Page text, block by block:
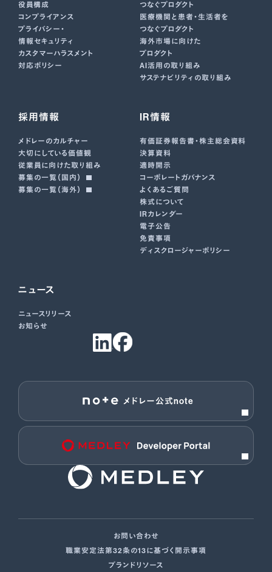
役員構成
コンプライアンス
プライバシー・
情報セキュリティ
カスタマーハラスメント
対応ポリシー
つなぐプロダクト
医療機関と患者・生活者を
つなぐプロダクト
海外市場に向けた
プロダクト
AI活用の取り組み
サステナビリティの取り組み
採用情報
メドレーのカルチャー
大切にしている価値観
従業員に向けた取り組み
募集の一覧（国内）
募集の一覧（海外）
IR情報
有価証券報告書･株主総会資料
決算資料
適時開示
コーポレートガバナンス
よくあるご質問
株式について
IRカレンダー
電子公告
免責事項
ディスクロージャーポリシー
ニュース
ニュースリリース
お知らせ
メドレー公式note
お問い合わせ
職業安定法第32条の13に基づく開示事項
ブランドリソース